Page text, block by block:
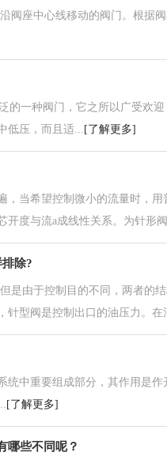
座中心线移动的阀门。根据阀
一种阀门，它之所以广受欢
低压，而且适... [了解更多]
，当希望控制微小的流量时，
开度与流a成线性关系。为针形
除?
是由于控制目的不同，两者的
针型阀是控制出口的油压力。
中重要组成部分，其作用是作
[了解更多]
哪些不同呢？